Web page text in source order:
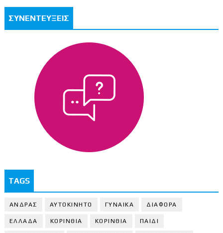
ΣΥΝΕΝΤΕΥΞΕΙΣ
TAGS
ΑΝΔΡΑΣ ΑΥΤΟΚΙΝΗΤΟ ΓΥΝΑΙΚΑ ΔΙΑΦΟΡΑ
ΕΛΛΑΔΑ ΚΟΡΙΝΘΙΑ ΚΟΡΙΝΘΙA ΠΑΙΔΙ